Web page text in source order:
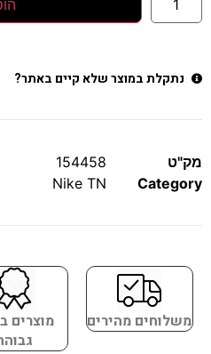
נתקלת במוצר שלא קיים באתר?
מק"ט
154458
Category
Nike TN
משלוחים מהירים
מוצרים